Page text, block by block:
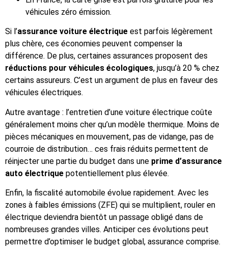
véhicules zéro émission.
Si l’assurance voiture électrique est parfois légèrement
plus chère, ces économies peuvent compenser la
différence. De plus, certaines assurances proposent des
réductions pour véhicules écologiques, jusqu’à 20 % chez
certains assureurs. C’est un argument de plus en faveur des
véhicules électriques.
Autre avantage : l’entretien d’une voiture électrique coûte
généralement moins cher qu’un modèle thermique. Moins de
pièces mécaniques en mouvement, pas de vidange, pas de
courroie de distribution… ces frais réduits permettent de
réinjecter une partie du budget dans une prime d’assurance
auto électrique potentiellement plus élevée.
Enfin, la fiscalité automobile évolue rapidement. Avec les
zones à faibles émissions (ZFE) qui se multiplient, rouler en
électrique deviendra bientôt un passage obligé dans de
nombreuses grandes villes. Anticiper ces évolutions peut
permettre d’optimiser le budget global, assurance comprise.